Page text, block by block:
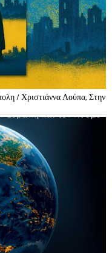
/ Χριστιάννα Λούπα, Στην